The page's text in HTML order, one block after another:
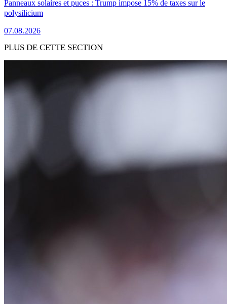
Panneaux solaires et puces : Trump impose 15% de taxes sur le
polysilicium
07.08.2026
PLUS DE CETTE SECTION